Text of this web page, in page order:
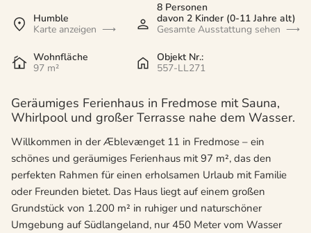
Humble
Karte anzeigen
8 Personen
davon 2 Kinder (0-11 Jahre alt)
Gesamte Ausstattung sehen
Wohnfläche
97 m²
Objekt Nr.:
557-LL271
Geräumiges Ferienhaus in Fredmose mit Sauna,
Whirlpool und großer Terrasse nahe dem Wasser.
Willkommen in der Æblevænget 11 in Fredmose – ein
schönes und geräumiges Ferienhaus mit 97 m², das den
perfekten Rahmen für einen erholsamen Urlaub mit Familie
oder Freunden bietet. Das Haus liegt auf einem großen
Grundstück von 1.200 m² in ruhiger und naturschöner
Umgebung auf Südlangeland, nur 450 Meter vom Wasser